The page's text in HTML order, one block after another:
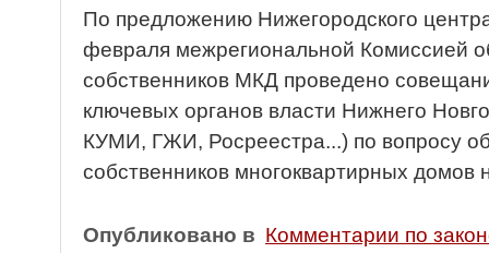
По предложению Нижегородского
февраля межрегиональной Комиссией
собственников МКД проведено
ключевых органов власти Нижнего
КУМИ, ГЖИ, Росреестра...) по вопросу
собственников многоквартирных
Опубликовано в Комментарии по